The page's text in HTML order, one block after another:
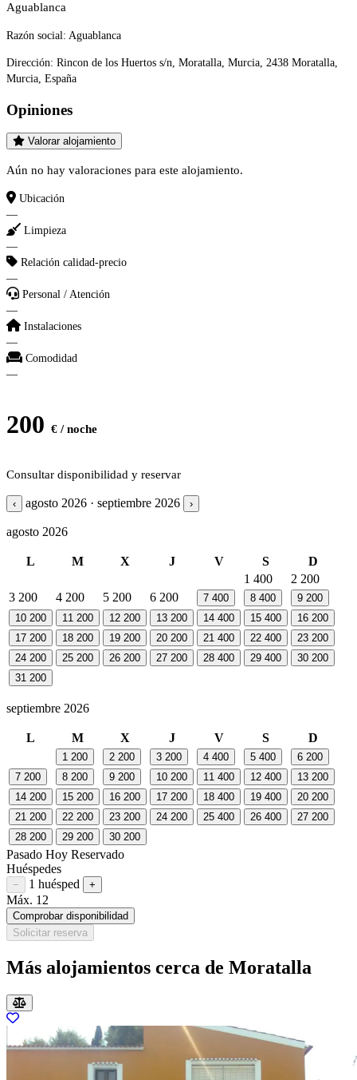
Aguablanca
Razón social: Aguablanca
Dirección: Rincon de los Huertos s/n, Moratalla, Murcia, 2438 Moratalla,
Murcia, España
Opiniones
Valorar alojamiento
Aún no hay valoraciones para este alojamiento.
Ubicación
—
Limpieza
—
Relación calidad-precio
—
Personal / Atención
—
Instalaciones
—
Comodidad
—
200 € / noche
Consultar disponibilidad y reservar
‹ agosto 2026 · septiembre 2026 ›
agosto 2026
L M X J V S
D
1 400 2 200
3 200 4 200 5 200 6 200 7 400 8 400 9 200
10 200 11 200 12 200 13 200 14 400 15 400 16 200
17 200 18 200 19 200 20 200 21 400 22 400 23 200
24 200 25 200 26 200 27 200 28 400 29 400 30 200
31 200
septiembre 2026
L M X J V S D
1 200 2 200 3 200 4 400 5 400 6 200
7 200 8 200 9 200 10 200 11 400 12 400 13 200
14 200 15 200 16 200 17 200 18 400 19 400 20 200
21 200 22 200 23 200 24 200 25 400 26 400 27 200
28 200 29 200 30 200
Pasado Hoy Reservado
Huéspedes
Restar huésped
− 1 huésped Sumar huésped
+
Máx. 12
Comprobar disponibilidad
Solicitar reserva
Más alojamientos cerca de Moratalla